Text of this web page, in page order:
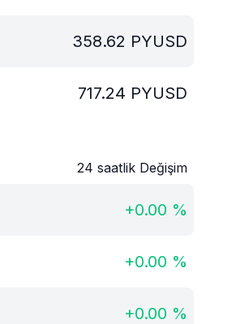
358.62 PYUSD
717.24 PYUSD
24 saatlik Değişim
+0.00 %
+0.00 %
+0.00 %